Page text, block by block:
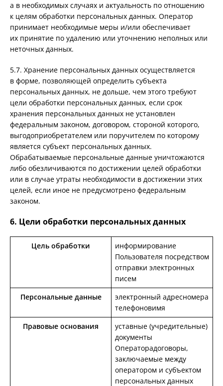
а в необходимых случаях и актуальность по отношению
к целям обработки персональных данных. Оператор
принимает необходимые меры и/или обеспечивает
их принятие по удалению или уточнению неполных или
неточных данных.
5.7. Хранение персональных данных осуществляется
в форме, позволяющей определить субъекта
персональных данных, не дольше, чем этого требуют
цели обработки персональных данных, если срок
хранения персональных данных не установлен
федеральным законом, договором, стороной которого,
выгодоприобретателем или поручителем по которому
является субъект персональных данных.
Обрабатываемые персональные данные уничтожаются
либо обезличиваются по достижении целей обработки
или в случае утраты необходимости в достижении этих
целей, если иное не предусмотрено федеральным
законом.
6. Цели обработки персональных данных
Цель обработки
информирование
Пользователя посредством
отправки электронных
писем
Персональные данные
электронный адресномера
телефоновимя
Правовые основания
уставные (учредительные)
документы
Операторадоговоры,
заключаемые между
оператором и субъектом
персональных данных